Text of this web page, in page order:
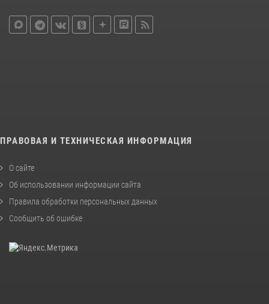
ПРАВОВАЯ И ТЕХНИЧЕСКАЯ ИНФОРМАЦИЯ
О сайте
Об использовании информации сайта
Правила обработки персональных данных
Сообщить об ошибке